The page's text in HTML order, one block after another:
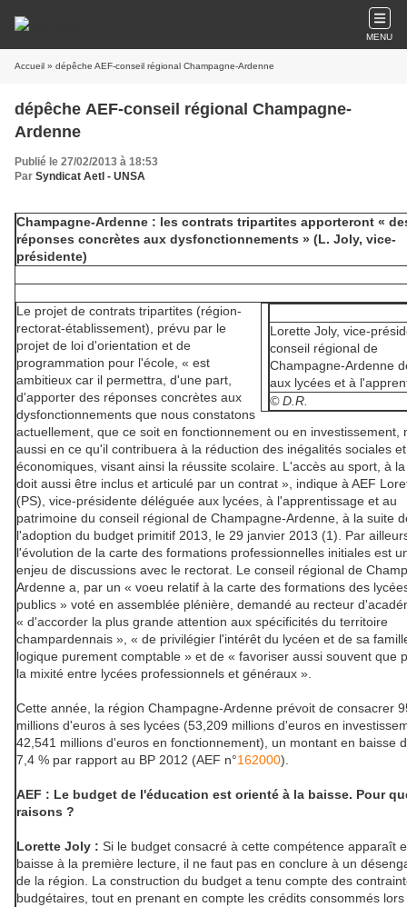
MENU
Accueil » dépêche AEF-conseil régional Champagne-Ardenne
dépêche AEF-conseil régional Champagne-
Ardenne
Publié le 27/02/2013 à 18:53
Par Syndicat AetI - UNSA
Champagne-Ardenne : les contrats tripartites apporteront «
réponses concrètes aux dysfonctionnements » (L. Joly, vice-
présidente)
Lorette Joly, vice-
conseil régional de
Champagne-Ardenne
aux lycées et à
© D.R.
Le projet de contrats tripartites (région-
rectorat-établissement), prévu par le
projet de loi d'orientation et de
programmation pour l'école, « est
ambitieux car il permettra, d'une part,
d'apporter des réponses concrètes aux
dysfonctionnements que nous constatons
actuellement, que ce soit en fonctionnement ou en investissement,
aussi en ce qu'il contribuera à la réduction des inégalités sociales et
économiques, visant ainsi la réussite scolaire. L'accès au sport, à
doit aussi être inclus et articulé par un contrat », indique à AEF
(PS), vice-présidente déléguée aux lycées, à l'apprentissage et au
patrimoine du conseil régional de Champagne-Ardenne, à la suite
l'adoption du budget primitif 2013, le 29 janvier 2013 (1). Par
l'évolution de la carte des formations professionnelles initiales est
enjeu de discussions avec le rectorat. Le conseil régional de
Ardenne a, par un « voeu relatif à la carte des formations des
publics » voté en assemblée plénière, demandé au recteur
« d'accorder la plus grande attention aux spécificités du territoire
champardennais », « de privilégier l'intérêt du lycéen et de sa
logique purement comptable » et de « favoriser aussi souvent que
la mixité entre lycées professionnels et généraux ».
Cette année, la région Champagne-Ardenne prévoit de consacrer
millions d'euros à ses lycées (53,209 millions d'euros en
42,541 millions d'euros en fonctionnement), un montant en baisse
7,4 % par rapport au BP 2012 (AEF n°162000).
AEF : Le budget de l'éducation est orienté à la baisse. Pour
raisons ?
Lorette Joly : Si le budget consacré à cette compétence apparaît
baisse à la première lecture, il ne faut pas en conclure à un
de la région. La construction du budget a tenu compte des
budgétaires, tout en prenant en compte les crédits consommés lors